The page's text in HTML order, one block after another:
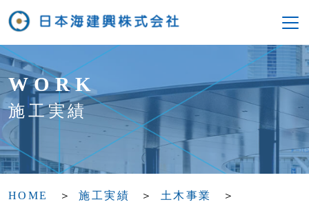
WORK
施工実績
HOME 施工実績
土木事業